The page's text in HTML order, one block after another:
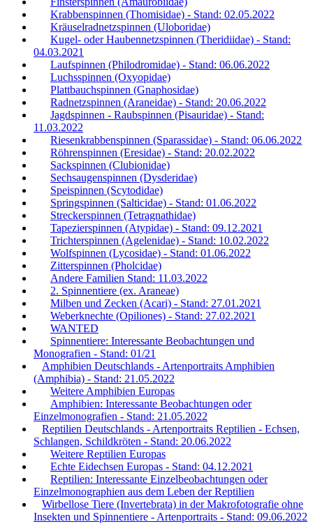
Krabbenspinnen (Thomisidae) - Stand: 02.05.2022
Kräuselradnetzspinnen (Uloboridae)
Kugel- oder Haubennetzspinnen (Theridiidae) - Stand:
04.03.2021
Laufspinnen (Philodromidae) - Stand: 06.06.2022
Luchsspinnen (Oxyopidae)
Plattbauchspinnen (Gnaphosidae)
Radnetzspinnen (Araneidae) - Stand: 20.06.2022
Jagdspinnen - Raubspinnen (Pisauridae) - Stand:
11.03.2022
Riesenkrabbenspinnen (Sparassidae) - Stand: 06.06.2022
Röhrenspinnen (Eresidae) - Stand: 20.02.2022
Sackspinnen (Clubionidae)
Sechsaugenspinnen (Dysderidae)
Speispinnen (Scytodidae)
Springspinnen (Salticidae) - Stand: 01.06.2022
Streckerspinnen (Tetragnathidae)
Tapezierspinnen (Atypidae) - Stand: 09.12.2021
Trichterspinnen (Agelenidae) - Stand: 10.02.2022
Wolfspinnen (Lycosidae) - Stand: 01.06.2022
Zitterspinnen (Pholcidae)
Andere Familien Stand: 11.03.2022
2. Spinnentiere (ex. Araneae)
Milben und Zecken (Acari) - Stand: 27.01.2021
Weberknechte (Opiliones) - Stand: 27.02.2021
WANTED
Spinnentiere: Interessante Beobachtungen und
Monografien - Stand: 01/21
Amphibien Deutschlands - Artenportraits Amphibien
(Amphibia) - Stand: 21.05.2022
Weitere Amphibien Europas
Amphibien: Interessante Beobachtungen oder
Einzelmonografien - Stand: 21.05.2022
Reptilien Deutschlands - Artenportraits Reptilien - Echsen,
Schlangen, Schildkröten - Stand: 20.06.2022
Weitere Reptilien Europas
Echte Eidechsen Europas - Stand: 04.12.2021
Reptilien: Interessante Einzelbeobachtungen oder
Einzelmonographien aus dem Leben der Reptilien
Wirbellose Tiere (Invertebrata) in der Makrofotografie ohne
Insekten und Spinnentiere - Artenportraits - Stand: 09.06.2022